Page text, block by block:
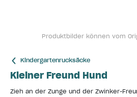
Produktbilder können vom
Kindergartenrucksäcke
Kleiner Freund Hund
Zieh an der Zunge und der Zwinker-